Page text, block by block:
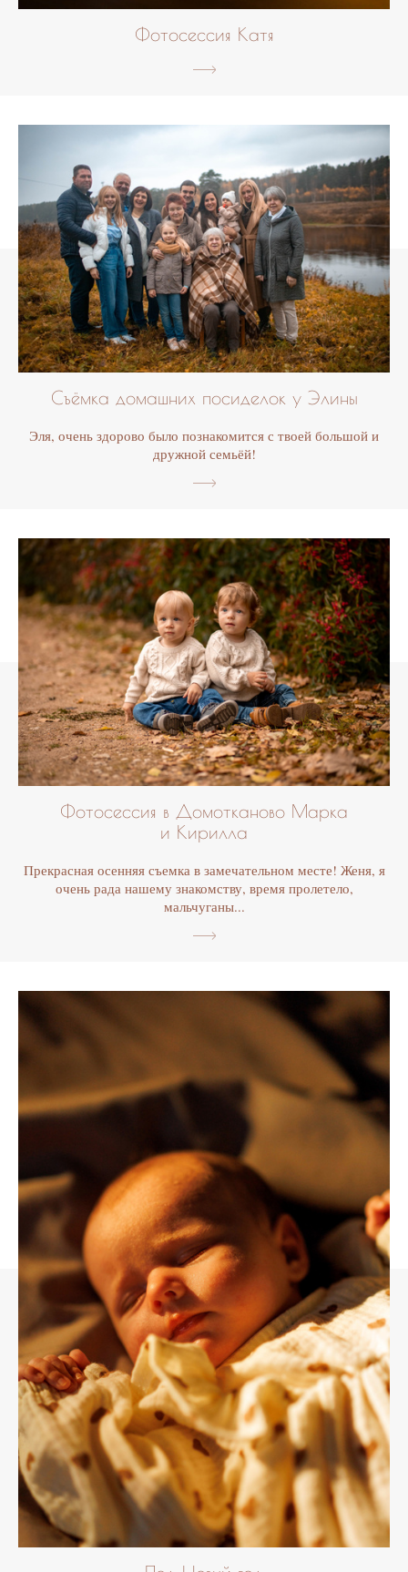
Фотосессия Катя
Съёмка домашних посиделок у Элины
Эля, очень здорово было познакомится с твоей большой и
дружной семьёй!
Фотосессия в Домотканово Марка
и Кирилла
Прекрасная осенняя съемка в замечательном месте! Женя, я
очень рада нашему знакомству, время пролетело,
мальчуганы...